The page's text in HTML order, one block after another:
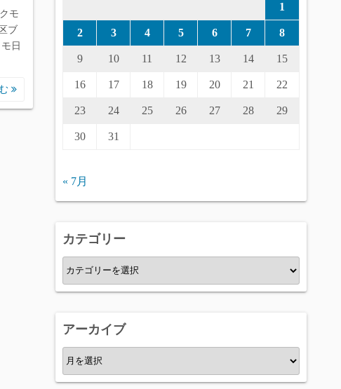
モ
ブ
日
1
2 3 4 5 6 7 8
9 10 11 12 13 14 15
16 17 18 19 20 21 22
23 24 25 26 27 28 29
30 31
« 7月
カテゴリー
カ
テ
ー
アーカイブ
ア
ー